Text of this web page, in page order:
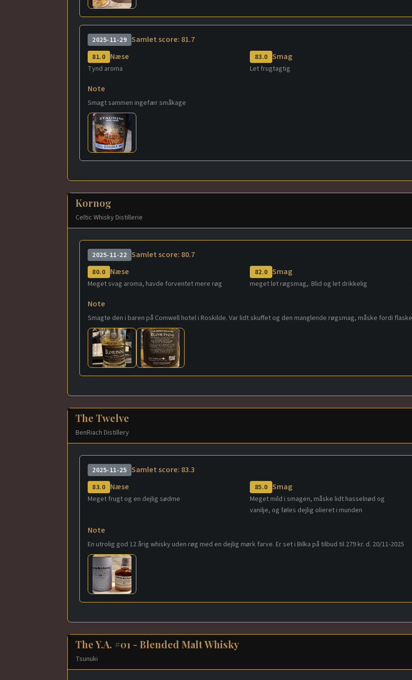
2025-11-29 Samlet score: 81.7
81.0 Næse
Tynd aroma
83.0 Smag
Let frugtagtig
Note
Smagt sammen ingefær småkage
Kornog
Celtic Whisky Distillerie
2025-11-22 Samlet score: 80.7
80.0 Næse
Meget svag aroma, havde forventet mere røg
82.0 Smag
meget let røgsmag,. Blid og let drikkelig
Note
Smagte den i baren på Comwell hotel i Roskilde. Var lidt skuffet og den manglende røgsmag, måske fordi
The Twelve
BenRiach Distillery
2025-11-25 Samlet score: 83.3
83.0 Næse
Meget frugt og en dejlig sødme
85.0 Smag
Meget mild i smagen, måske lidt hasselnød og
vanilje, og føles dejlig olieret i munden
Note
En utrolig god 12 årig whisky uden røg med en dejlig mørk farve. Er set i Bilka på tilbud til 279 kr. d. 20/11-2025
The Y.A. #01 - Blended Malt Whisky
Tsunuki